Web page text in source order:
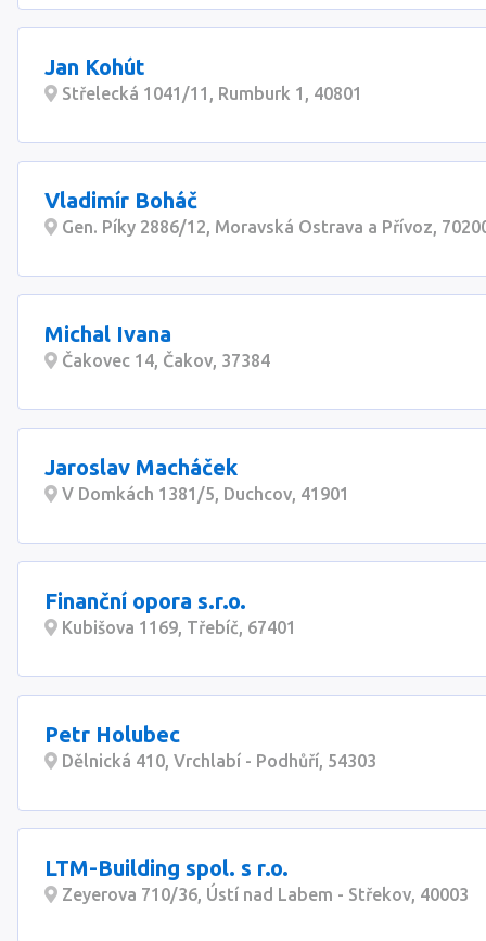
Jan Kohút
Střelecká 1041/11, Rumburk 1, 40801
Vladimír Boháč
Gen. Píky 2886/12, Moravská Ostrava a Přívoz,
Michal Ivana
Čakovec 14, Čakov, 37384
Jaroslav Macháček
V Domkách 1381/5, Duchcov, 41901
Finanční opora s.r.o.
Kubišova 1169, Třebíč, 67401
Petr Holubec
Dělnická 410, Vrchlabí - Podhůří, 54303
LTM-Building spol. s r.o.
Zeyerova 710/36, Ústí nad Labem - Střekov, 40003